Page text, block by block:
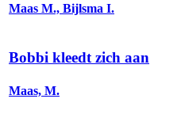
Maas M., Bijlsma I.
Bobbi kleedt zich aan
Maas, M.